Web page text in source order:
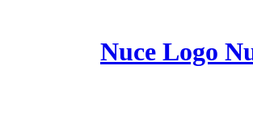
Nuce Logo